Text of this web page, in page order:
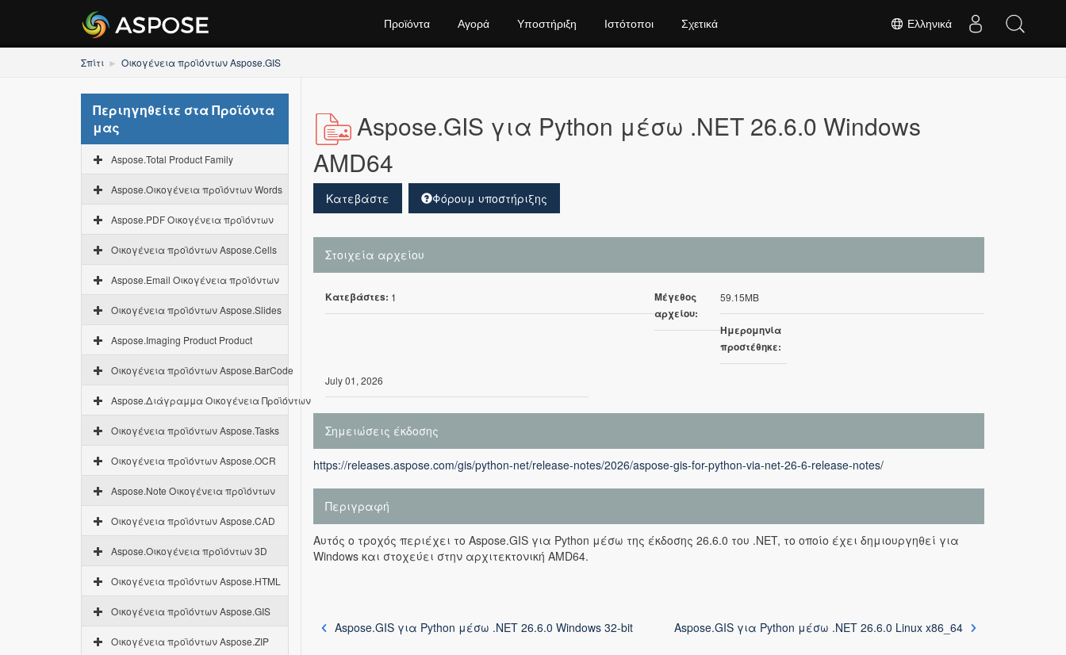
Ελληνικά
Προϊόντα Αγορά Υποστήριξη Ιστότοποι Σχετικά
Σπίτι Οικογένεια προϊόντων Aspose.GIS
Περιηγηθείτε στα Προϊόντα
μας
Aspose.Total Product Family
Aspose.Οικογένεια προϊόντων Words
Aspose.PDF Οικογένεια προϊόντων
Οικογένεια προϊόντων Aspose.Cells
Aspose.Email Οικογένεια προϊόντων
Οικογένεια προϊόντων Aspose.Slides
Aspose.Imaging Product Product
Οικογένεια προϊόντων Aspose.BarCode
Aspose.Διάγραμμα Οικογένεια Προϊόντων
Οικογένεια προϊόντων Aspose.Tasks
Οικογένεια προϊόντων Aspose.OCR
Aspose.Note Οικογένεια προϊόντων
Οικογένεια προϊόντων Aspose.CAD
Aspose.Οικογένεια προϊόντων 3D
Οικογένεια προϊόντων Aspose.HTML
Οικογένεια προϊόντων Aspose.GIS
Οικογένεια προϊόντων Aspose.ZIP
Aspose.GIS για Python μέσω .NET 26.6.0 Windows
AMD64
Κατεβάστε Φόρουμ υποστήριξης
Στοιχεία αρχείου
Κατεβάστεs: 1
Μέγεθος
αρχείου:
59.15MB
Ημερομηνία
προστέθηκε:
July 01, 2026
Σημειώσεις έκδοσης
https://releases.aspose.com/gis/python-net/release-notes/2026/aspose-gis-for-python-via-net-26-6-release-notes/
Περιγραφή
Αυτός ο τροχός περιέχει το Aspose.GIS για Python μέσω της έκδοσης 26.6.0 του .NET, το οποίο έχει δημιουργηθεί για
Windows και στοχεύει στην αρχιτεκτονική AMD64.
Aspose.GIS για Python μέσω .NET 26.6.0 Windows 32-bit Aspose.GIS για Python μέσω .NET 26.6.0 Linux x86_64